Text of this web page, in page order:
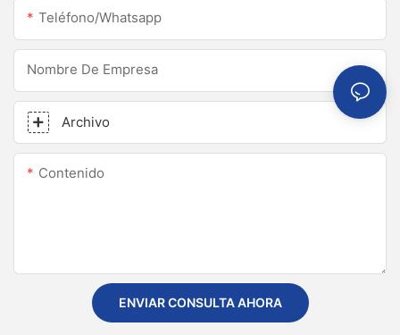
Teléfono/whatsapp
Nombre De Empresa
Archivo
Contenido
ENVIAR CONSULTA AHORA